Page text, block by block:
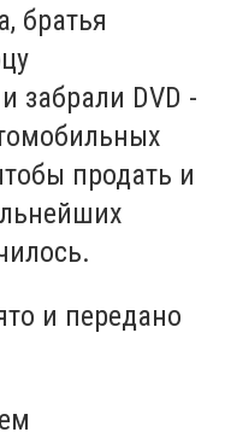
братья
забрали DVD -
продать и
и передано